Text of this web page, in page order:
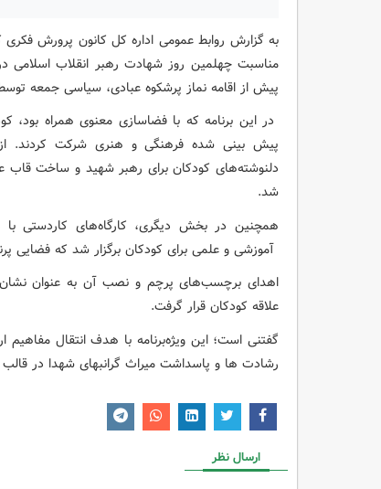
به گزارش روابط عمومی اداره کل کانون پرورش فکری
پیش از اقامه نماز پرشکوه عبادی، سیاسی جمعه
در این برنامه که با فضاسازی معنوی همراه بود،
پیش بینی شده فرهنگی و هنری شرکت کردند.
دلنوشته‌های کودکان برای رهبر شهید و ساخت قاب
شد.
همچنین در بخش دیگری، کارگاه‌های کاردستی
آموزشی و علمی برای کودکان برگزار شد که فضایی
اهدای برچسب‌های پرچم و نصب آن به عنوان
علاقه کودکان قرار گرفت.
گفتنی است؛ این ویژه‌برنامه با هدف انتقال مفاهیم
رشادت ها و پاسداشت میراث گرانبهای شهدا در
ارسال نظر